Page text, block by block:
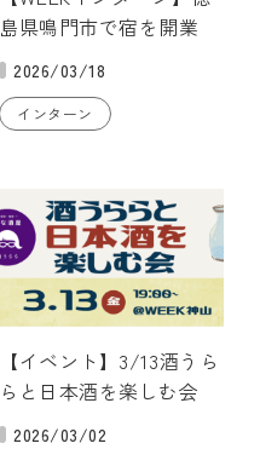
島県鳴門市で宿を開業
2026/03/18
インターン
【イベント】3/13酒うら
らと日本酒を楽しむ会
2026/03/02